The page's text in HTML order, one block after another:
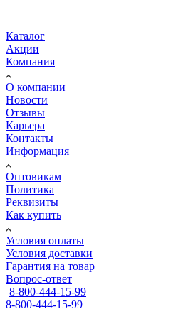
Каталог
Акции
Компания
О компании
Новости
Отзывы
Карьера
Контакты
Информация
Оптовикам
Политика
Реквизиты
Как купить
Условия оплаты
Условия доставки
Гарантия на товар
Вопрос-ответ
8-800-444-15-99
8-800-444-15-99